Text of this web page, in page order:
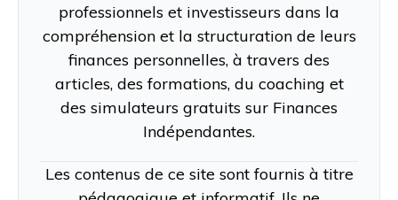
professionnels et investisseurs dans la
compréhension et la structuration de leurs
finances personnelles, à travers des
articles, des formations, du coaching et
des simulateurs gratuits sur Finances
Indépendantes.
Les contenus de ce site sont fournis à titre